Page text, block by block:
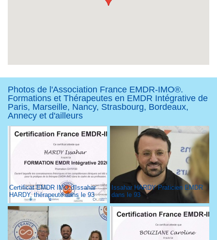
Photos de l'Association France EMDR-IMO®.
Formations et Thérapeutes en EMDR Intégrative de
Paris, Marseille, Nancy, Strasbourg, Bordeaux,
Annecy et d'ailleurs
Certificat EMDR IMO d'Issahar
HARDY, thérapeute dans le 93
Issahar HARDY Praticien EMDR
dans le 93